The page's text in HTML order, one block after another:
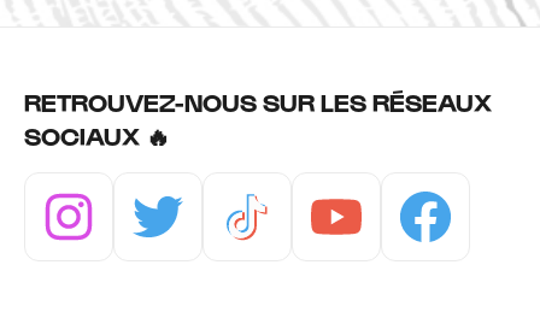
RETROUVEZ-NOUS SUR LES RÉSEAUX
SOCIAUX 🔥